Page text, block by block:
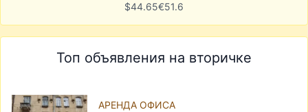
$44.65€51.6
Топ объявления на вторичке
АРЕНДА ОФИСА